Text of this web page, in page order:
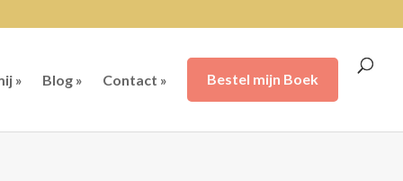
» Blog » Contact » Bestel mijn Boek